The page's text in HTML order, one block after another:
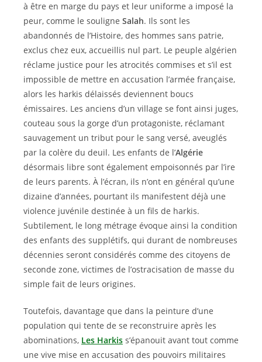
à être en marge du pays et leur uniforme a imposé la
peur, comme le souligne Salah. Ils sont les
abandonnés de l’Histoire, des hommes sans patrie,
exclus chez eux, accueillis nul part. Le peuple algérien
réclame justice pour les atrocités commises et s’il est
impossible de mettre en accusation l’armée française,
alors les harkis délaissés deviennent boucs
émissaires. Les anciens d’un village se font ainsi juges,
couteau sous la gorge d’un protagoniste, réclamant
sauvagement un tribut pour le sang versé, aveuglés
par la colère du deuil. Les enfants de l’Algérie
désormais libre sont également empoisonnés par l’ire
de leurs parents. À l’écran, ils n’ont en général qu’une
dizaine d’années, pourtant ils manifestent déjà une
violence juvénile destinée à un fils de harkis.
Subtilement, le long métrage évoque ainsi la condition
des enfants des supplétifs, qui durant de nombreuses
décennies seront considérés comme des citoyens de
seconde zone, victimes de l’ostracisation de masse du
simple fait de leurs origines.
Toutefois, davantage que dans la peinture d’une
population qui tente de se reconstruire après les
abominations, Les Harkis s’épanouit avant tout comme
une vive mise en accusation des pouvoirs militaires